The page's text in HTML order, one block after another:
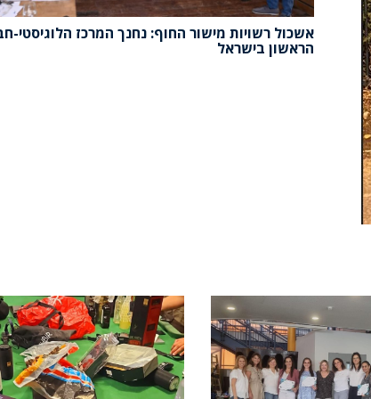
אשכול רשויות מישור החוף: נחנך המרכז הלוגיסטי-
הראשון בישראל